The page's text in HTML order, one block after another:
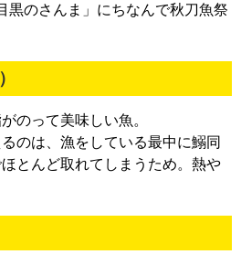
黒のさんま」にちなんで秋刀魚祭
のって美味しい魚。
のは、漁をしている最中に鰯同
とんど取れてしまうため。熱や